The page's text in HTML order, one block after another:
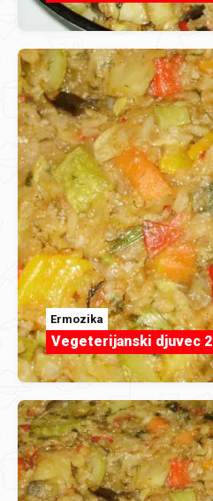
Ermozika
Vegeterijanski djuvec 2